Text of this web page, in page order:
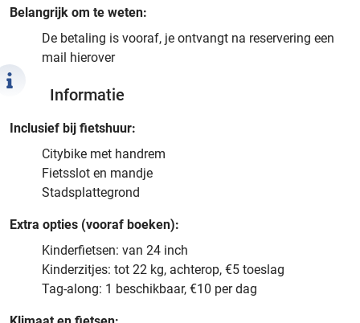
Belangrijk om te weten:
De betaling is vooraf, je ontvangt na reservering een
mail hierover
Informatie
Inclusief bij fietshuur:
Citybike met handrem
Fietsslot en mandje
Stadsplattegrond
Extra opties (vooraf boeken):
Kinderfietsen: van 24 inch
Kinderzitjes: tot 22 kg, achterop, €5 toeslag
Tag-along: 1 beschikbaar, €10 per dag